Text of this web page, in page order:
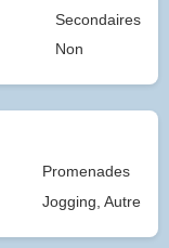
Secondaires
Non
Promenades
Jogging, Autre